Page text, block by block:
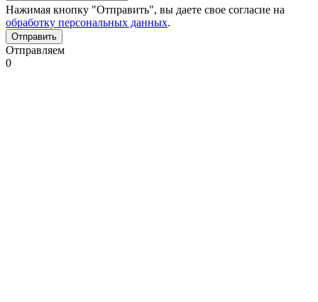
Нажимая кнопку "Отправить", вы даете свое согласие на
обработку персональных данных.
Отправляем
0